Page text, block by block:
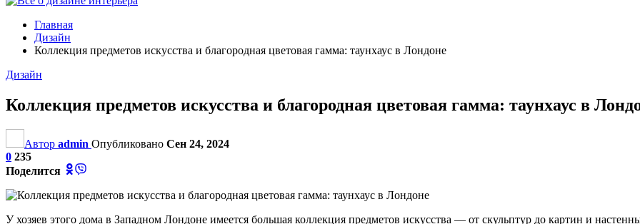
Главная
Дизайн
Коллекция предметов искусства и благородная цветовая гамма: таунхаус в Лондоне
Дизайн
Коллекция предметов искусства и благородная цветовая гамма: таунхаус в
Автор admin Опубликовано Сен 24, 2024
0 235
Поделится
У хозяев этого дома в Западном Лондоне имеется большая коллекция предметов искусства — от скульптур до картин и